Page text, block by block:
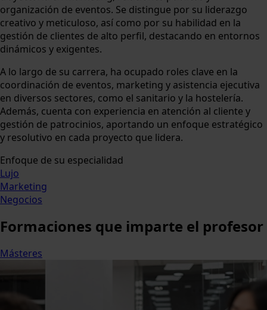
organización de eventos. Se distingue por su liderazgo
creativo y meticuloso, así como por su habilidad en la
gestión de clientes de alto perfil, destacando en entornos
dinámicos y exigentes.
A lo largo de su carrera, ha ocupado roles clave en la
coordinación de eventos, marketing y asistencia ejecutiva
en diversos sectores, como el sanitario y la hostelería.
Además, cuenta con experiencia en atención al cliente y
gestión de patrocinios, aportando un enfoque estratégico
y resolutivo en cada proyecto que lidera.
Enfoque de su especialidad
Lujo
Marketing
Negocios
Formaciones que imparte el profesor
Másteres